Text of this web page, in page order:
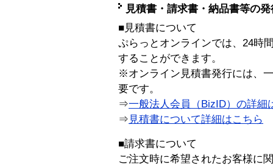
見積書・請求書・納品書等の
■見積書について
ぷらっとオンラインでは、24時
することができます。
※オンライン見積書発行には、
要です。
⇒一般法人会員（BizID）の詳細
⇒ 見積書について詳細はこちら
■請求書について
ご注文時に希望されたお客様に